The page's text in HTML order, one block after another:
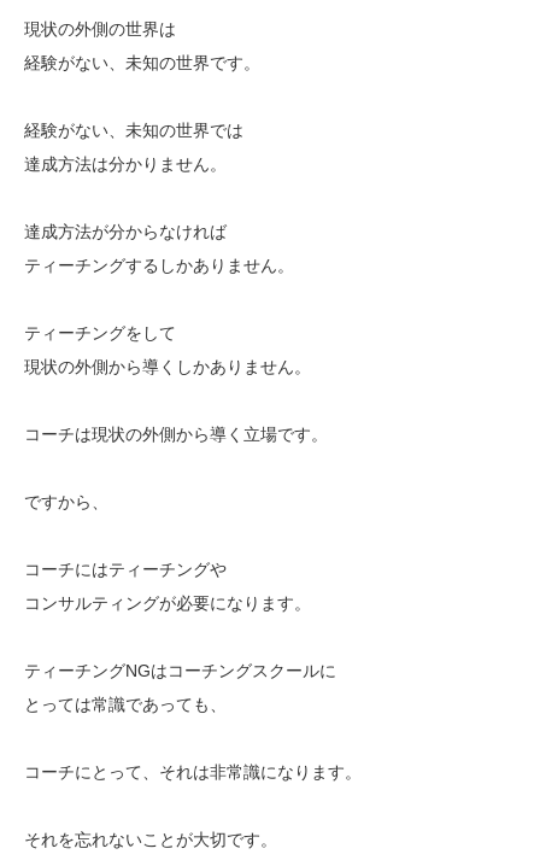
現状の外側の世界は
経験がない、未知の世界です。
経験がない、未知の世界では
達成方法は分かりません。
達成方法が分からなければ
ティーチングするしかありません。
ティーチングをして
現状の外側から導くしかありません。
コーチは現状の外側から導く立場です。
ですから、
コーチにはティーチングや
コンサルティングが必要になります。
ティーチングNGはコーチングスクールに
とっては常識であっても、
コーチにとって、それは非常識になります。
それを忘れないことが大切です。